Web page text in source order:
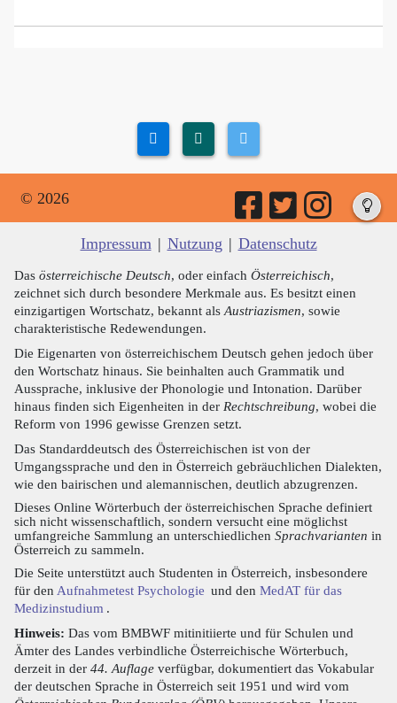
© 2026
Impressum | Nutzung | Datenschutz
Das österreichische Deutsch, oder einfach Österreichisch,
zeichnet sich durch besondere Merkmale aus. Es besitzt einen
einzigartigen Wortschatz, bekannt als Austriazismen, sowie
charakteristische Redewendungen.
Die Eigenarten von österreichischem Deutsch gehen jedoch über
den Wortschatz hinaus. Sie beinhalten auch Grammatik und
Aussprache, inklusive der Phonologie und Intonation. Darüber
hinaus finden sich Eigenheiten in der Rechtschreibung, wobei die
Reform von 1996 gewisse Grenzen setzt.
Das Standarddeutsch des Österreichischen ist von der
Umgangssprache und den in Österreich gebräuchlichen Dialekten,
wie den bairischen und alemannischen, deutlich abzugrenzen.
Dieses Online Wörterbuch der österreichischen Sprache definiert
sich nicht wissenschaftlich, sondern versucht eine möglichst
umfangreiche Sammlung an unterschiedlichen Sprachvarianten in
Österreich zu sammeln.
Die Seite unterstützt auch Studenten in Österreich, insbesondere
für den Aufnahmetest Psychologie und den MedAT für das
Medizinstudium .
Hinweis: Das vom BMBWF mitinitiierte und für Schulen und
Ämter des Landes verbindliche Österreichische Wörterbuch,
derzeit in der 44. Auflage verfügbar, dokumentiert das Vokabular
der deutschen Sprache in Österreich seit 1951 und wird vom